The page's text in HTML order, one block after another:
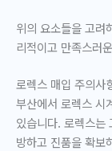
위의 요소들을 고려
리적이고 만족스러
로렉스 매입 주의사
부산에서 로렉스 시
있습니다. 로렉스는
방하고 진품을 확보